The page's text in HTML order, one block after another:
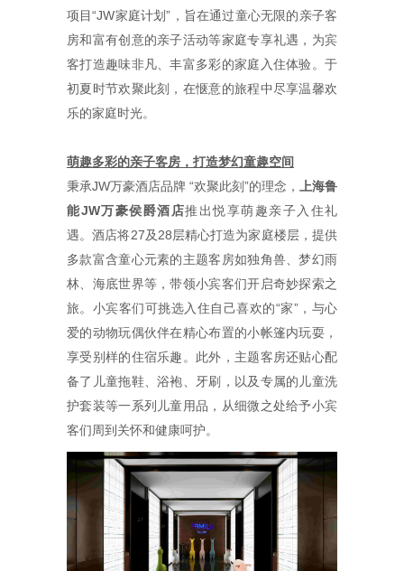
项目“JW家庭计划”，旨在通过童心无限的亲子客
房和富有创意的亲子活动等家庭专享礼遇，为宾
客打造趣味非凡、丰富多彩的家庭入住体验。于
初夏时节欢聚此刻，在惬意的旅程中尽享温馨欢
乐的家庭时光。
萌趣多彩的亲子客房，打造梦幻童趣空间
秉承JW万豪酒店品牌 “欢聚此刻”的理念， 上海鲁
能JW万豪侯爵酒店推出悦享萌趣亲子入住礼
遇。酒店将27及28层精心打造为家庭楼层，提供
多款富含童心元素的主题客房如独角兽、梦幻雨
林、海底世界等，带领小宾客们开启奇妙探索之
旅。小宾客们可挑选入住自己喜欢的“家”，与心
爱的动物玩偶伙伴在精心布置的小帐篷内玩耍，
享受别样的住宿乐趣。此外，主题客房还贴心配
备了儿童拖鞋、浴袍、牙刷，以及专属的儿童洗
护套装等一系列儿童用品，从细微之处给予小宾
客们周到关怀和健康呵护。